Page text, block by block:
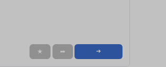
★ ➦ ➜